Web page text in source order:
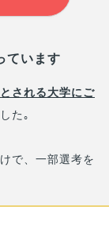
ています
される大学にご
た｡
で、一部選考を